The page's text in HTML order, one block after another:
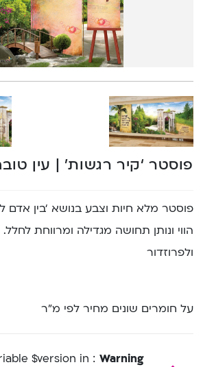
פוסטר ‘קיר רגשות’ | עין
פוסטר מלא חיות וצבע בנושא ‘בין אדם
הווי ונותן תחושה מגדילה ומרווחת
ולפרוזדור
על חומרים שונים מחיר לפי מ”ר
Warning
: Undefined variable $version in